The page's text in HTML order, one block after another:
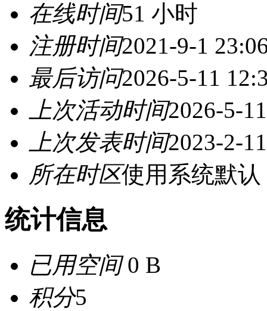
在线时间51 小时
注册时间2021-9-1
最后访问2026-5-11
上次活动时间2026-5-
上次发表时间2023-2-
所在时区使用系统默认
统计信息
已用空间0 B
积分5